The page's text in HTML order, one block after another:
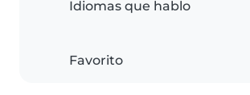
Idiomas que hablo
Favorito